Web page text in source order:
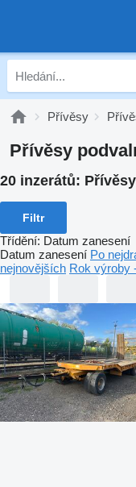
Přívěsy
Přívěsy
20 inzerátů:
Filtr
Třídění: Datum zanesení
Datum zanesení Po
nejnovějších Rok výroby